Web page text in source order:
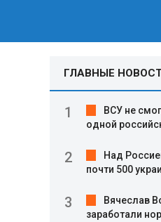
ГЛАВНЫЕ
ВСУ не
одной
Над
почти 500
Вячеслав
заработали